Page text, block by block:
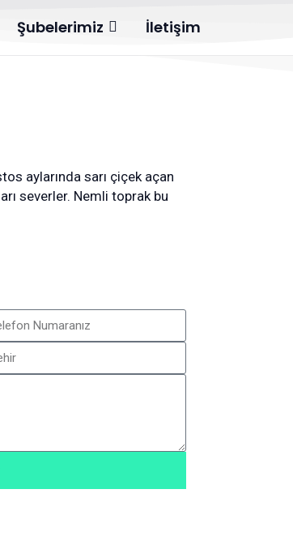
Şubelerimiz İletişim
aylarında sarı çiçek açan
severler. Nemli toprak bu